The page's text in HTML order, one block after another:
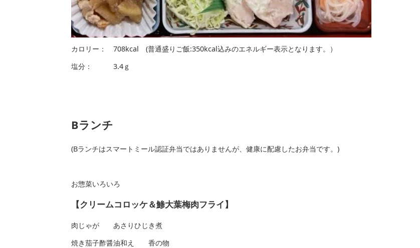
カロリー： 708kcal (普通盛りご飯:350kcal込みのエネルギー表示となります。）
塩分： 3.4ｇ
Bランチ
(Bランチはスマートミール認証弁当ではありませんが、健康に配慮したお弁当です。)
お惣菜いろいろ
【クリームコロッケ＆鯵大葉梅肉フライ】
肉じゃが あさりひじき煮
焼き茄子酢醤油和え 香の物